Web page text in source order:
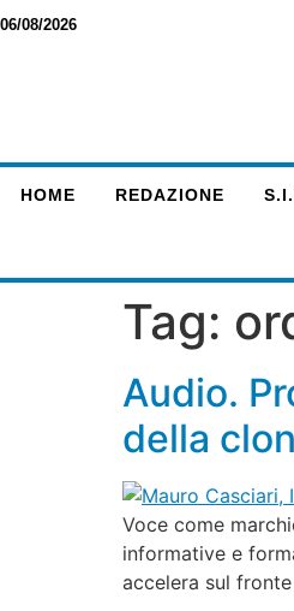
06/08/2026
HOME REDAZIONE
Tag:
Audio.
della
Voce come
informative e
accelera sul